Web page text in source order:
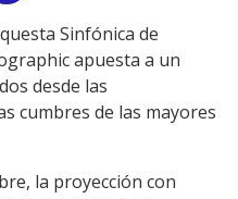
LinkSinfónica de
apuesta a un
desde las
cumbres de las mayores
la proyección con